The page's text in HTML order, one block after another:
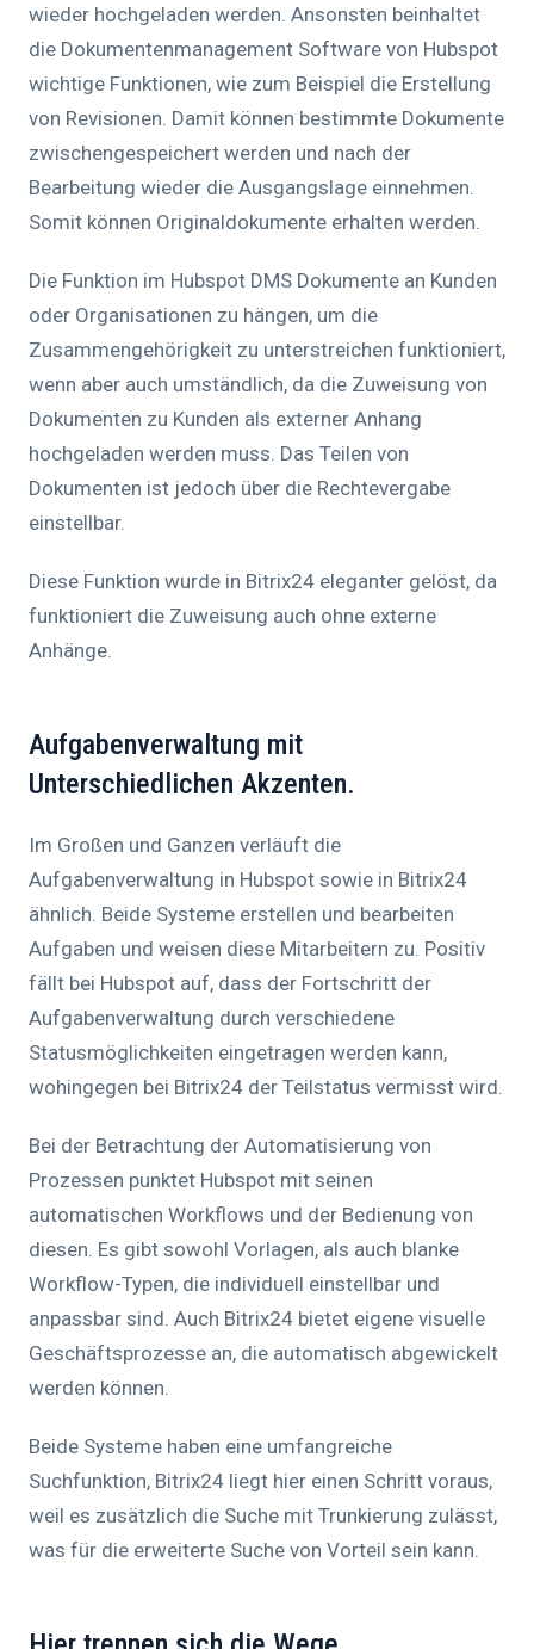
wieder hochgeladen werden. Ansonsten beinhaltet
die Dokumentenmanagement Software von Hubspot
wichtige Funktionen, wie zum Beispiel die Erstellung
von Revisionen. Damit können bestimmte Dokumente
zwischengespeichert werden und nach der
Bearbeitung wieder die Ausgangslage einnehmen.
Somit können Originaldokumente erhalten werden.
Die Funktion im Hubspot DMS Dokumente an Kunden
oder Organisationen zu hängen, um die
Zusammengehörigkeit zu unterstreichen funktioniert,
wenn aber auch umständlich, da die Zuweisung von
Dokumenten zu Kunden als externer Anhang
hochgeladen werden muss. Das Teilen von
Dokumenten ist jedoch über die Rechtevergabe
einstellbar.
Diese Funktion wurde in Bitrix24 eleganter gelöst, da
funktioniert die Zuweisung auch ohne externe
Anhänge.
Aufgabenverwaltung mit
Unterschiedlichen Akzenten.
Im Großen und Ganzen verläuft die
Aufgabenverwaltung in Hubspot sowie in Bitrix24
ähnlich. Beide Systeme erstellen und bearbeiten
Aufgaben und weisen diese Mitarbeitern zu. Positiv
fällt bei Hubspot auf, dass der Fortschritt der
Aufgabenverwaltung durch verschiedene
Statusmöglichkeiten eingetragen werden kann,
wohingegen bei Bitrix24 der Teilstatus vermisst wird.
Bei der Betrachtung der Automatisierung von
Prozessen punktet Hubspot mit seinen
automatischen Workflows und der Bedienung von
diesen. Es gibt sowohl Vorlagen, als auch blanke
Workflow-Typen, die individuell einstellbar und
anpassbar sind. Auch Bitrix24 bietet eigene visuelle
Geschäftsprozesse an, die automatisch abgewickelt
werden können.
Beide Systeme haben eine umfangreiche
Suchfunktion, Bitrix24 liegt hier einen Schritt voraus,
weil es zusätzlich die Suche mit Trunkierung zulässt,
was für die erweiterte Suche von Vorteil sein kann.